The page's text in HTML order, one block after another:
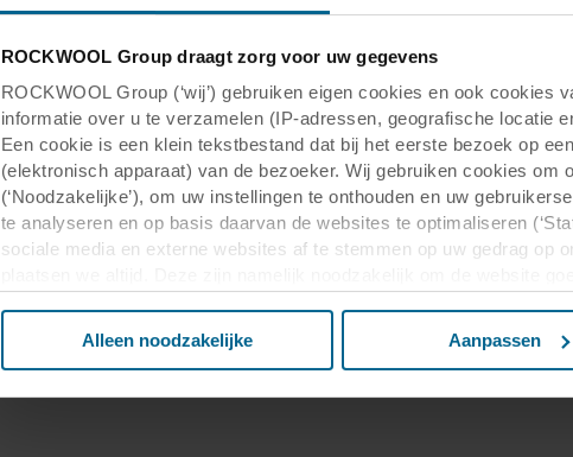
ROCKWOOL Group draagt zorg voor uw gegevens
ROCKWOOL Group (‘wij’) gebruiken eigen cookies en ook
informatie over u te verzamelen (IP-adressen, geografische locatie
Een cookie is een klein tekstbestand dat bij het eerste bezoek op
(elektronisch apparaat) van de bezoeker. Wij gebruiken cookies om
(‘Noodzakelijke’), om uw instellingen te onthouden en uw
te analyseren en op basis daarvan de websites te optimaliseren
sociale media en externe websites af te stemmen op uw gedrag op
plaatsen. Informatie over uw gebruik van onze websites kan
Alleen noodzakelijke Aanpassen
Aanbevolen